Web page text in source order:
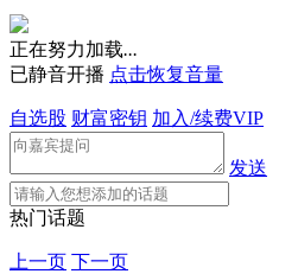
正在努力加载...
已静音开播 点击恢复音量
自选股 财富密钥 加入/续费VIP
发送
热门话题
上一页 下一页